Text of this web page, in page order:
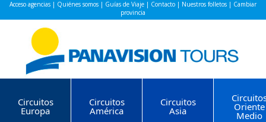
Acceso agencias | Quiénes somos | Guías de Viaje | Contacto | Nuestros folletos | Cambiar
provincia
Circuitos
Europa
Circuitos
América
Circuitos
Asia Oriente
Medio